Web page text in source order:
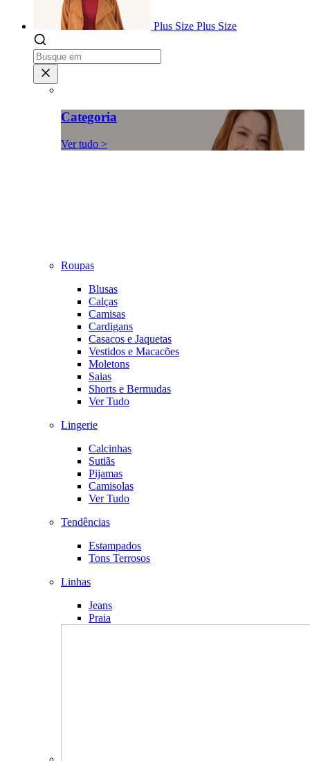
Plus Size Plus Size
Categoria
Ver tudo >
Roupas
Blusas
Calças
Camisas
Cardigans
Casacos e Jaquetas
Vestidos e Macacões
Moletons
Saias
Shorts e Bermudas
Ver Tudo
Lingerie
Calcinhas
Sutiãs
Pijamas
Camisolas
Ver Tudo
Tendências
Estampados
Tons Terrosos
Linhas
Jeans
Praia